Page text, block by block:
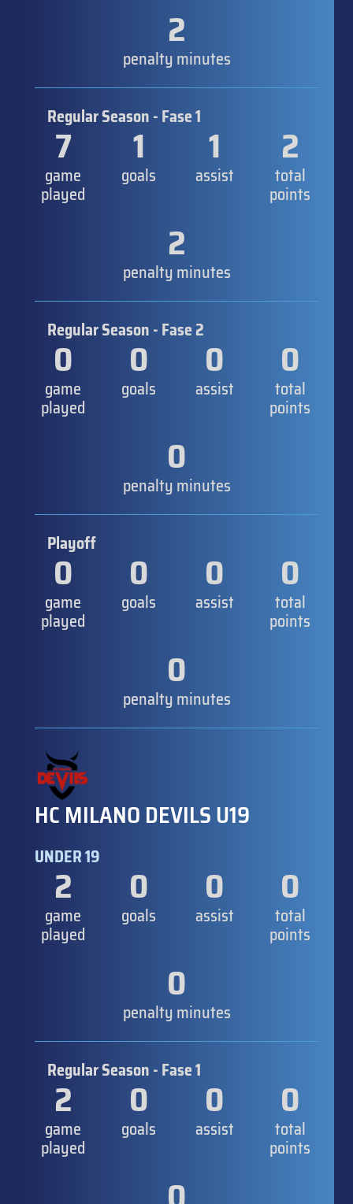
2
penalty minutes
Regular Season - Fase 1
7
game
played
1
goals
1
assist
2
total
points
2
penalty minutes
Regular Season - Fase 2
0
game
played
0
goals
0
assist
0
total
points
0
penalty minutes
Playoff
0
game
played
0
goals
0
assist
0
total
points
0
penalty minutes
HC MILANO DEVILS U19
UNDER 19
2
game
played
0
goals
0
assist
0
total
points
0
penalty minutes
Regular Season - Fase 1
2
game
played
0
goals
0
assist
0
total
points